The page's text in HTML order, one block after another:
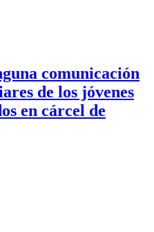
comunicación
de los jóvenes
en cárcel de